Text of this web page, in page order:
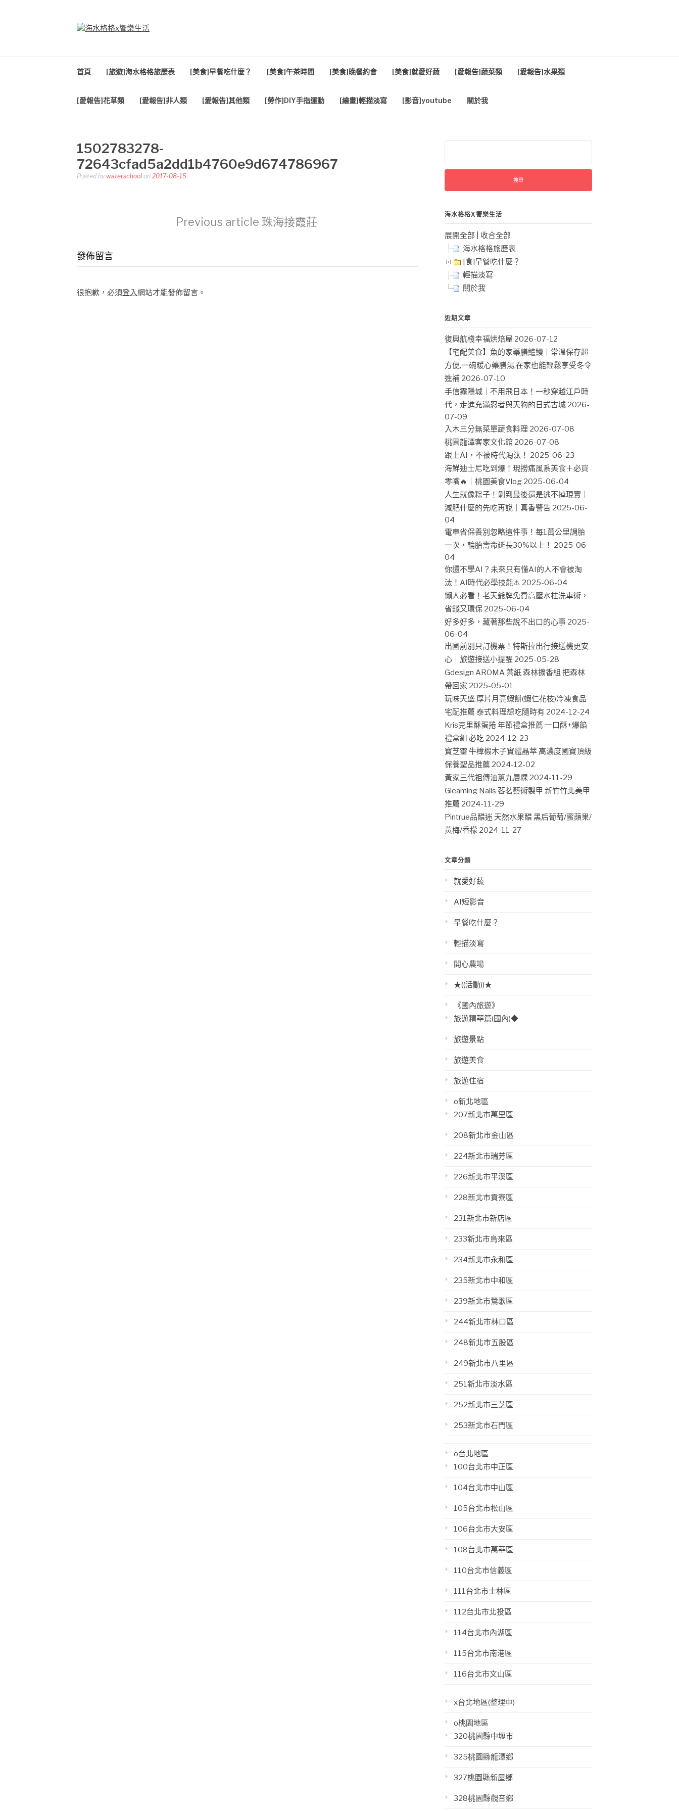
首頁 [旅遊]海水格格旅歷表 [美食]早餐吃什麼？ [美食]午茶時間 [美食]晚餐約會 [美食]就愛好蔬 [愛報告]蔬菜類 [愛報告]水果類
[愛報告]花草類 [愛報告]非人類 [愛報告]其他類 [勞作]DIY手指運動 [繪畫]輕描淡寫 [影音]youtube 關於我
1502783278-
72643cfad5a2dd1b4760e9d674786967
Posted by waterschool on 2017-08-15
Continue
Reading
Previous article 珠海接霞莊
發佈留言
很抱歉，必須登入網站才能發佈留言。
關
字:
海水格格X饗樂生活
展開全部
收合全部
海水格格旅歷表
[食]早餐吃什麼？
輕描淡寫
關於我
近期文章
復興航棧幸福烘焙屋 2026-07-12
【宅配美食】魚的家藥膳鱸鰻｜常溫保存超
方便,一碗暖心藥膳湯,在家也能輕鬆享受冬令
進補 2026-07-10
手信霧隱城｜不用飛日本！一秒穿越江戶時
代，走進充滿忍者與天狗的日式古城 2026-
07-09
入木三分無菜單蔬食料理 2026-07-08
桃園龍潭客家文化館 2026-07-08
跟上AI，不被時代淘汰！ 2025-06-23
海鮮迪士尼吃到爆！現撈痛風系美食＋必買
零嘴🔥｜桃園美食Vlog 2025-06-04
人生就像粽子！剝到最後還是逃不掉現實｜
減肥什麼的先吃再說｜真香警告 2025-06-
04
電車省保養別忽略這件事！每1萬公里調胎
一次，輪胎壽命延長30%以上！ 2025-06-
04
你還不學AI？未來只有懂AI的人不會被淘
汰！AI時代必學技能⚠️ 2025-06-04
懶人必看！老天爺牌免費高壓水柱洗車術，
省錢又環保 2025-06-04
好多好多，藏著那些說不出口的心事 2025-
06-04
出國前別只訂機票！特斯拉出行接送機更安
心｜旅遊接送小提醒 2025-05-28
Gdesign AROMA 葉紙 森林擴香組 把森林
帶回家 2025-05-01
玩味天盛 厚片月亮蝦餅(蝦仁花枝)冷凍食品
宅配推薦 泰式料理想吃隨時有 2024-12-24
Kris克里酥蛋捲 年節禮盒推薦 一口酥+爆餡
禮盒組 必吃 2024-12-23
寶芝靈 牛樟椴木子實體晶萃 高濃度國寶頂級
保養聖品推薦 2024-12-02
黃家三代祖傳油蔥九層粿 2024-11-29
Gleaming Nails 茖茗藝術製甲 新竹竹北美甲
推薦 2024-11-29
Pintrue品醋迷 天然水果醋 黑后葡萄/蜜蘋果/
黃梅/香檬 2024-11-27
文章分類
就愛好蔬
AI短影音
早餐吃什麼？
輕描淡寫
開心農場
★((活動))★
《國內旅遊》
旅遊精華篇(國內)◆
旅遊景點
旅遊美食
旅遊住宿
o新北地區
207新北市萬里區
208新北市金山區
224新北市瑞芳區
226新北市平溪區
228新北市貢寮區
231新北市新店區
233新北市烏來區
234新北市永和區
235新北市中和區
239新北市鶯歌區
244新北市林口區
248新北市五股區
249新北市八里區
251新北市淡水區
252新北市三芝區
253新北市石門區
o台北地區
100台北市中正區
104台北市中山區
105台北市松山區
106台北市大安區
108台北市萬華區
110台北市信義區
111台北市士林區
112台北市北投區
114台北市內湖區
115台北市南港區
116台北市文山區
x台北地區(整理中)
o桃園地區
320桃園縣中壢市
325桃園縣龍潭鄉
327桃園縣新屋鄉
328桃園縣觀音鄉